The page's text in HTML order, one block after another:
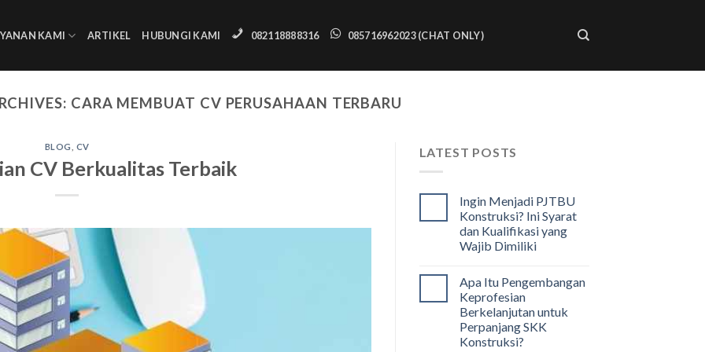
KAMI ARTIKEL HUBUNGI KAMI 082118888316 085716962023 (CHAT ONLY)
CARA MEMBUAT CV PERUSAHAAN TERBARU
BLOG CV
CV Berkualitas Terbaik
LATEST POSTS
Ingin Menjadi PJTBU
Konstruksi? Ini Syarat
dan Kualifikasi yang
Wajib Dimiliki
Apa Itu Pengembangan
Keprofesian
Berkelanjutan untuk
Perpanjang SKK
Konstruksi?